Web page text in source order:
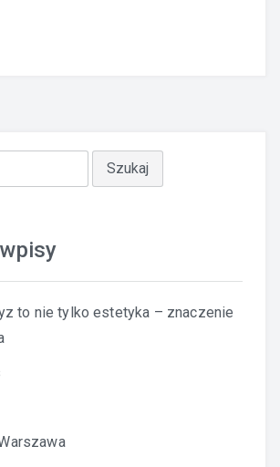
to nie tylko estetyka – znaczenie